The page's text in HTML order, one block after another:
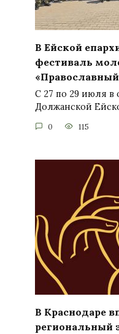
В Ейской
фестиваль
С 27 по 29 июля в
Должанской
0 115
В Краснодаре
региональный